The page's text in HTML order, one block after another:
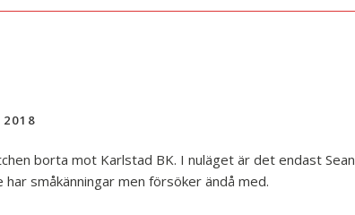
borta mot Karlstad BK. I nuläget är det endast Sean
småkänningar men försöker ändå med.